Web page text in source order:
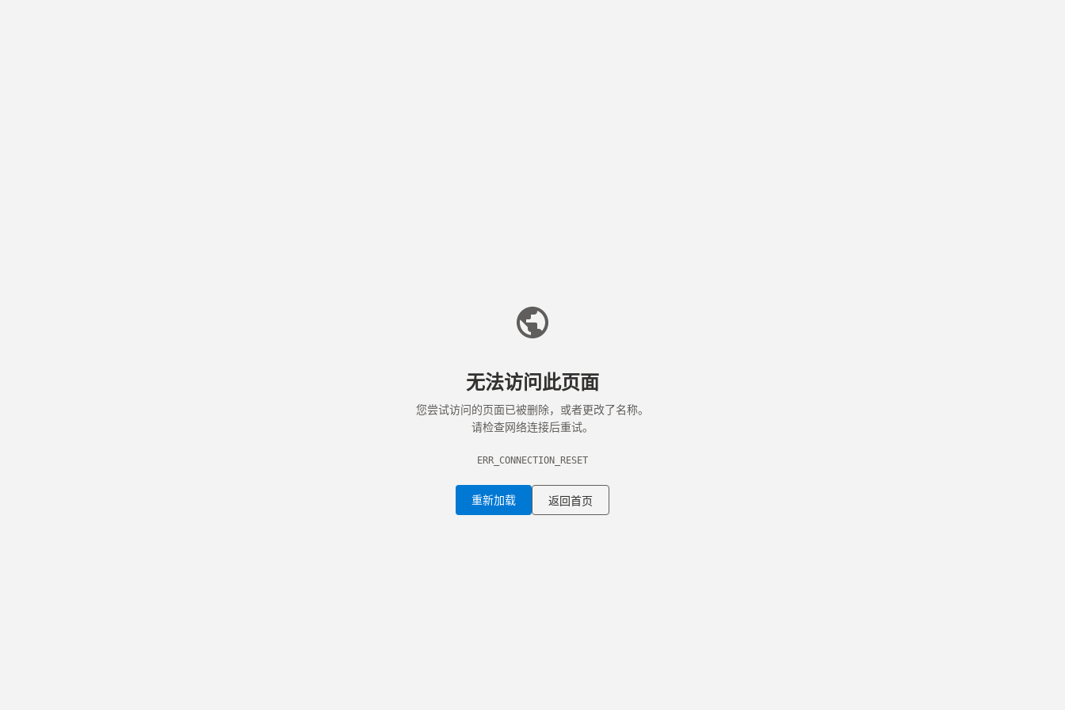
无法访问此页面
您尝试访问的页面已被删除，或者更改了名称。
请检查网络连接后重试。
ERR_CONNECTION_RESET
重新加载 返回首页